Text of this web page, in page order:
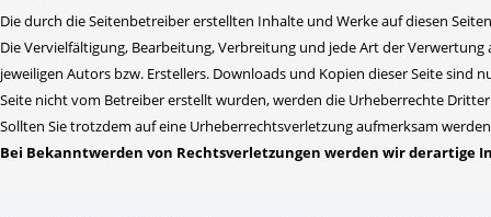
Die durch die Seitenbetreiber erstellten Inhalte und Werke auf diesen
Die Vervielfältigung, Bearbeitung, Verbreitung und jede Art der
jeweiligen Autors bzw. Erstellers. Downloads und Kopien dieser Seite
Seite nicht vom Betreiber erstellt wurden, werden die Urheberrechte
Sollten Sie trotzdem auf eine Urheberrechtsverletzung aufmerksam
Bei Bekanntwerden von Rechtsverletzungen werden wir derartige